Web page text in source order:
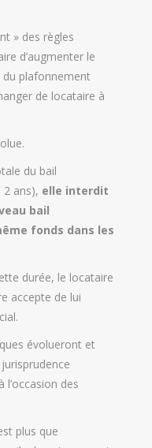
» des règles
d’augmenter le
plafonnement
de locataire à
du bail
2 ans), elle interdit
bail
fonds dans les
durée, le locataire
accepte de lui
évolueront et
l’occasion des
plus que